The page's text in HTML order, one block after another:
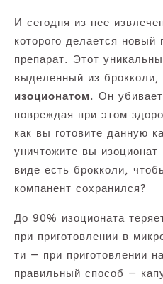
И сегодня из нее
которого делается новый
препарат. Этот
выделенный из брокколи,
изоционатом. Он
повреждая при этом
как вы готовите данную
уничтожите вы
виде есть брокколи,
компанент сохранился?
До 90% изоционата
при приготовлении в
ти — при приготовлении
правильный способ —